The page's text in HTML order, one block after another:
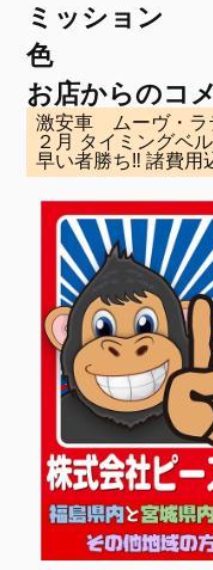
ミッション
色
お店からのコ
激安車 ムーヴ・
２月 タイミングベ
早い者勝ち‼ 諸費用